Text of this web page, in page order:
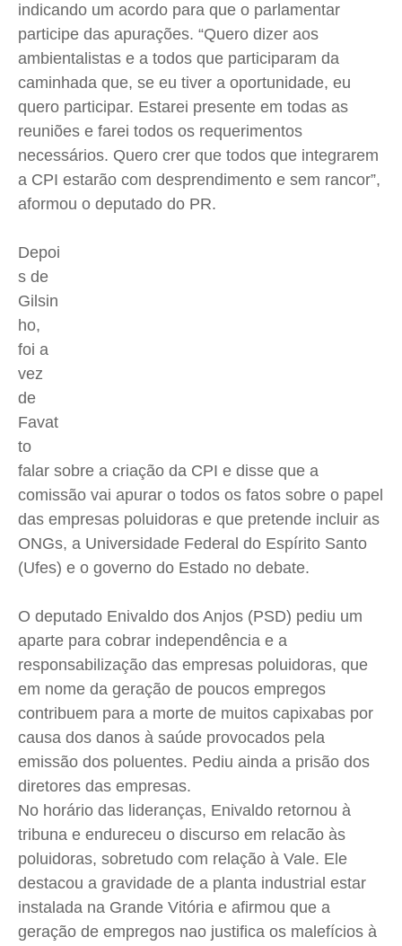
indicando um acordo para que o parlamentar
participe das apurações. “Quero dizer aos
ambientalistas e a todos que participaram da
caminhada que, se eu tiver a oportunidade, eu
quero participar. Estarei presente em todas as
reuniões e farei todos os requerimentos
necessários. Quero crer que todos que integrarem
a CPI estarão com desprendimento e sem rancor”,
aformou o deputado do PR.
Depoi
s de
Gilsin
ho,
foi a
vez
de
Favat
to
falar sobre a criação da CPI e disse que a
comissão vai apurar o todos os fatos sobre o papel
das empresas poluidoras e que pretende incluir as
ONGs, a Universidade Federal do Espírito Santo
(Ufes) e o governo do Estado no debate.
O deputado Enivaldo dos Anjos (PSD) pediu um
aparte para cobrar independência e a
responsabilização das empresas poluidoras, que
em nome da geração de poucos empregos
contribuem para a morte de muitos capixabas por
causa dos danos à saúde provocados pela
emissão dos poluentes. Pediu ainda a prisão dos
diretores das empresas.
No horário das lideranças, Enivaldo retornou à
tribuna e endureceu o discurso em relacão às
poluidoras, sobretudo com relação à Vale. Ele
destacou a gravidade de a planta industrial estar
instalada na Grande Vitória e afirmou que a
geração de empregos nao justifica os malefícios à